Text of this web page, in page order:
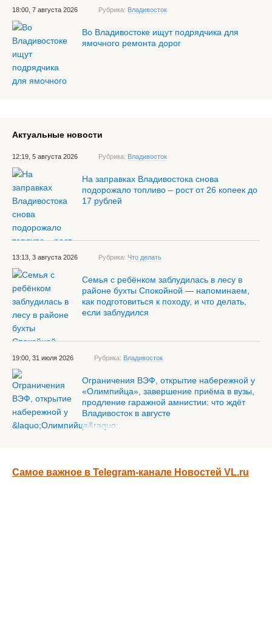
18:00, 7 августа 2026 Рубрика: Владивосток
Во Владивостоке ищут подрядчика для
ямочного ремонта дорог
Актуальные новости
12:19, 5 августа 2026 Рубрика: Владивосток
На заправках Владивостока снова
подорожало топливо – рост от 26 копеек до
17 рублей
13:13, 3 августа 2026 Рубрика: Что делать
Семья с ребёнком заблудилась в лесу в
районе бухты Спокойной — напоминаем,
как подготовиться к походу, и что делать,
если заблудился
19:00, 31 июля 2026 Рубрика: Владивосток
Ограничения ВЭФ, открытие набережной у
«Олимпийца», завершение приёма в вузы,
продление гаражной амнистии: что ждёт
Владивосток в августе
Самое важное в Telegram-канале Новостей VL.ru